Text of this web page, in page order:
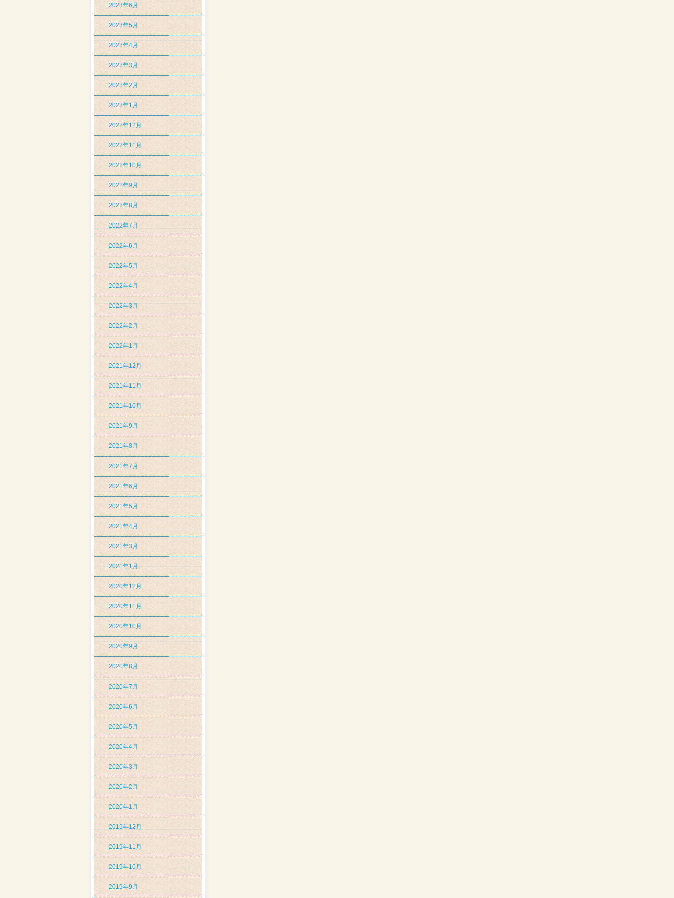
2023年6月
2023年5月
2023年4月
2023年3月
2023年2月
2023年1月
2022年12月
2022年11月
2022年10月
2022年9月
2022年8月
2022年7月
2022年6月
2022年5月
2022年4月
2022年3月
2022年2月
2022年1月
2021年12月
2021年11月
2021年10月
2021年9月
2021年8月
2021年7月
2021年6月
2021年5月
2021年4月
2021年3月
2021年1月
2020年12月
2020年11月
2020年10月
2020年9月
2020年8月
2020年7月
2020年6月
2020年5月
2020年4月
2020年3月
2020年2月
2020年1月
2019年12月
2019年11月
2019年10月
2019年9月